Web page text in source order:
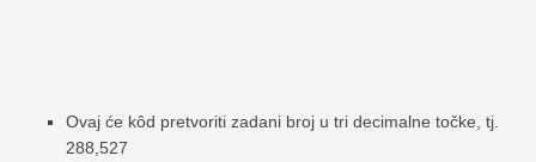
Ovaj će kôd pretvoriti zadani broj u tri decimalne točke, tj.
288,527